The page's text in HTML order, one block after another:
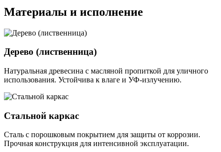
Материалы и исполнение
Дерево (лиственница)
Натуральная древесина с масляной пропиткой для уличного
использования. Устойчива к влаге и УФ-излучению.
Стальной каркас
Сталь с порошковым покрытием для защиты от коррозии.
Прочная конструкция для интенсивной эксплуатации.